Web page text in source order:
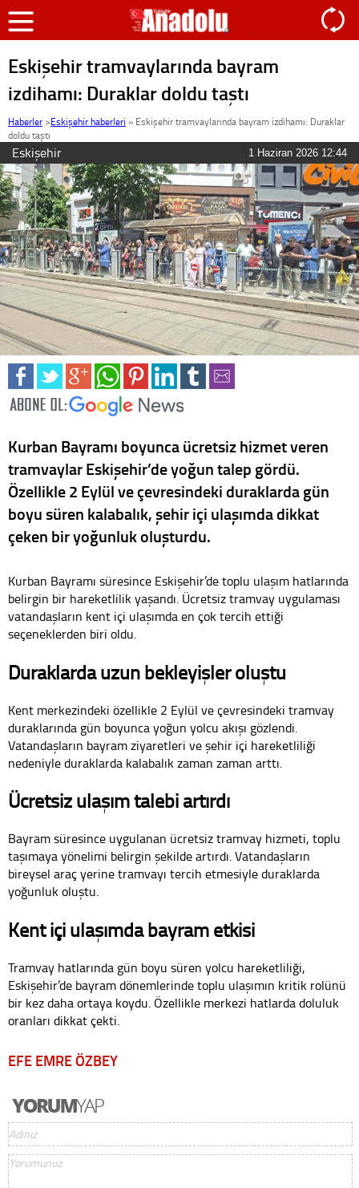
Eskişehir tramvaylarında bayram
izdihamı: Duraklar doldu taştı
Haberler >Eskişehir haberleri » Eskişehir tramvaylarında bayram izdihamı: Duraklar
doldu taştı
Eskişehir 1 Haziran 2026 12:44
Kurban Bayramı boyunca ücretsiz hizmet veren
tramvaylar Eskişehir’de yoğun talep gördü.
Özellikle 2 Eylül ve çevresindeki duraklarda gün
boyu süren kalabalık, şehir içi ulaşımda dikkat
çeken bir yoğunluk oluşturdu.
Kurban Bayramı süresince Eskişehir’de toplu ulaşım hatlarında
belirgin bir hareketlilik yaşandı. Ücretsiz tramvay uygulaması
vatandaşların kent içi ulaşımda en çok tercih ettiği
seçeneklerden biri oldu.
Duraklarda uzun bekleyişler oluştu
Kent merkezindeki özellikle 2 Eylül ve çevresindeki tramvay
duraklarında gün boyunca yoğun yolcu akışı gözlendi.
Vatandaşların bayram ziyaretleri ve şehir içi hareketliliği
nedeniyle duraklarda kalabalık zaman zaman arttı.
Ücretsiz ulaşım talebi artırdı
Bayram süresince uygulanan ücretsiz tramvay hizmeti, toplu
taşımaya yönelimi belirgin şekilde artırdı. Vatandaşların
bireysel araç yerine tramvayı tercih etmesiyle duraklarda
yoğunluk oluştu.
Kent içi ulaşımda bayram etkisi
Tramvay hatlarında gün boyu süren yolcu hareketliliği,
Eskişehir’de bayram dönemlerinde toplu ulaşımın kritik rolünü
bir kez daha ortaya koydu. Özellikle merkezi hatlarda doluluk
oranları dikkat çekti.
EFE EMRE ÖZBEY